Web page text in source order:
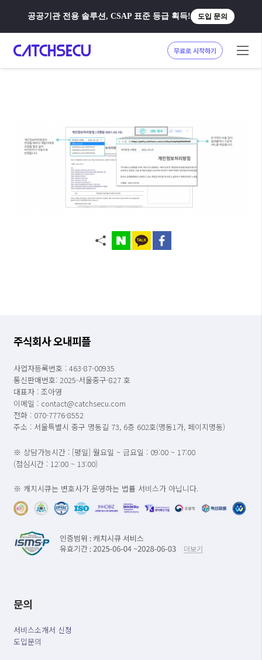
공공기관 전용 솔루션, CSAP 표준 등급 획득! 도입 문의
무료로 시작하기
주식회사 오내피플
사업자등록번호 : 463-87-00935
통신판매번호: 2025-서울중구-827 호
대표자 : 조아영
이메일 : contact@catchsecu.com
전화 : 070-7776-8552
주소 : 서울특별시 중구 명동길 73, 6층 602호(명동1가, 페이지명동)
※ 상담가능시간 : [평일] 월요일 ~ 금요일 : 09:00 ~ 17:00
(점심시간 : 12:00 ~ 13:00)
※ 캐치시큐는 변호사가 운영하는 법률 서비스가 아닙니다.
문의
서비스소개서 신청
도입문의